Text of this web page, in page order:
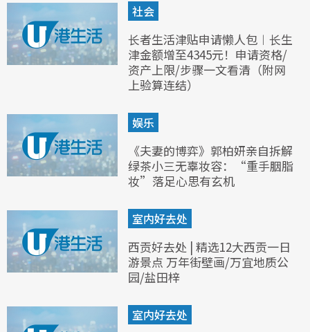
社会
长者生活津贴申请懒人包︱长生
津金额增至4345元！申请资格/
资产上限/步骤一文看清（附网
上验算连结）
娱乐
《夫妻的博弈》郭柏妍亲自拆解
绿茶小三无辜妆容：“重手胭脂
妆”落足心思有玄机
室内好去处
西贡好去处 | 精选12大西贡一日
游景点 万年街壁画/万宜地质公
园/盐田梓
室内好去处